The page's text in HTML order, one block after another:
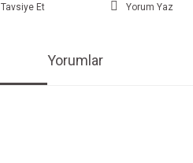
Tavsiye Et Yorum Yaz
Yorumlar